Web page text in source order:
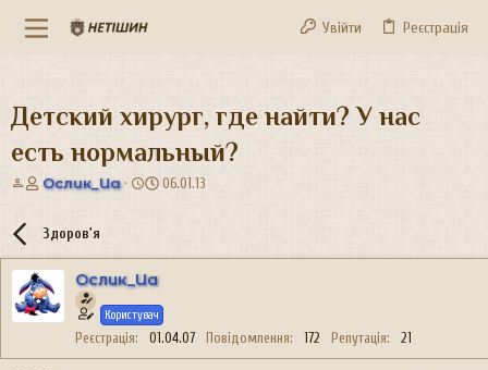
Увійти Реєстрація
Детский хирург, где найти? У нас
есть нормальный?
А
о
р
т
е
м
Ослик_Иа
Д
с
о
р
е
06.01.13
Здоров'я
Ослик_Иа
Користувач
Реєстрація 01.04.07 Повідомлення 172 Репутація 21